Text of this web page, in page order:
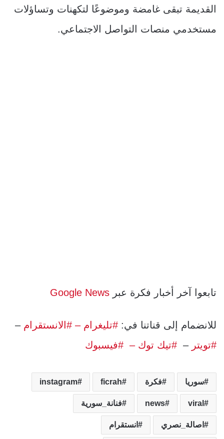
القديمة تبقى غامضة وموضوعًا لتكهنات وتساؤلات
مستخدمي منصات التواصل الاجتماعي.
تابعوا آخر أخبار فكرة عبر Google News
للانضمام إلى قناتنا في: #تليغرام– #الانستقرام –
#تويتر – #تيك توك – #فيسبوك
سوريا فكرة ficrah
instagram
viral
news فنانة_سورية
اصالة_نصري انستقرام